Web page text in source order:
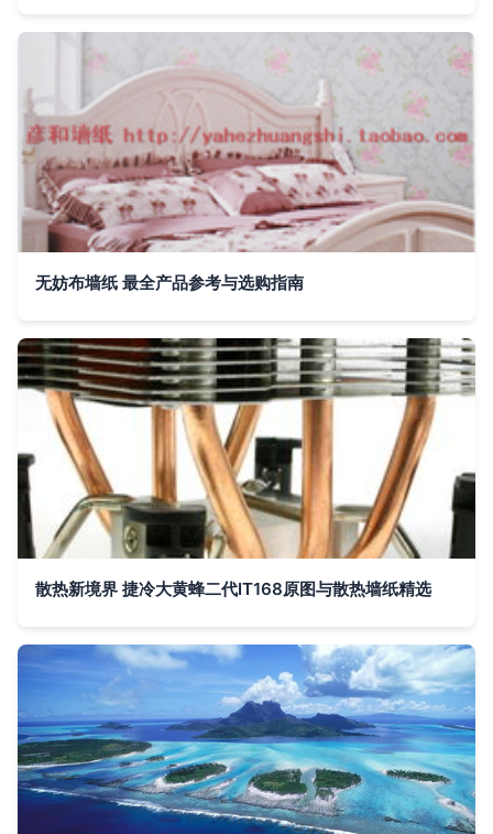
无妨布墙纸 最全产品参考与选购指南
散热新境界 捷冷大黄蜂二代IT168原图与散热墙纸精选